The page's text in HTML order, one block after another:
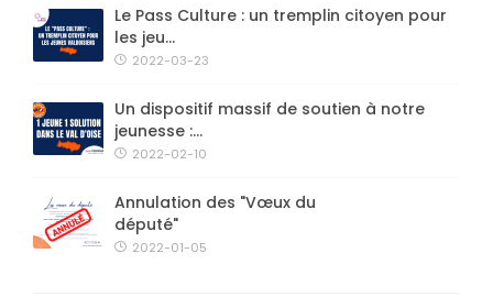
Le Pass Culture : un tremplin citoyen pour
les jeu...
2022-03-23
Un dispositif massif de soutien à notre
jeunesse :...
2022-02-10
Annulation des "Vœux du
député"
2022-01-05